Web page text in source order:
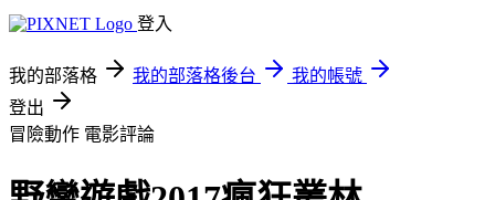
登入
我的部落格 我的部落格後台
我的帳號
登出
冒險動作 電影評論